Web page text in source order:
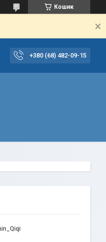
Кошик
+380 (68) 482-09-15